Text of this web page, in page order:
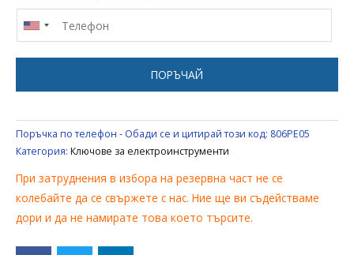
БОРМАШИНА
ПОРЪЧАЙ
Поръчка по телефон - Обади се и цитирай този код: 806PE05
Категория: Ключове за електроинструменти
При затруднения в избора на резервна част не се
колебайте да се свържете с нас. Ние ще ви съдействаме
дори и да не намирате това което търсите.